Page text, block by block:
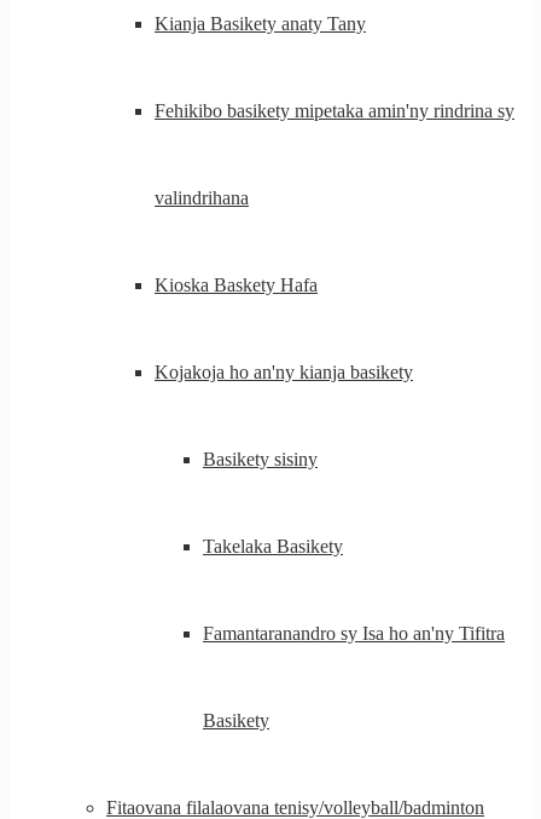
Kianja Basikety anaty Tany
Fehikibo basikety mipetaka amin'ny rindrina sy
valindrihana
Kioska Baskety Hafa
Kojakoja ho an'ny kianja basikety
Basikety sisiny
Takelaka Basikety
Famantaranandro sy Isa ho an'ny Tifitra
Basikety
Fitaovana filalaovana tenisy/volleyball/badminton